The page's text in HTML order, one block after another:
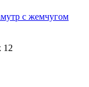
с жемчугом
12